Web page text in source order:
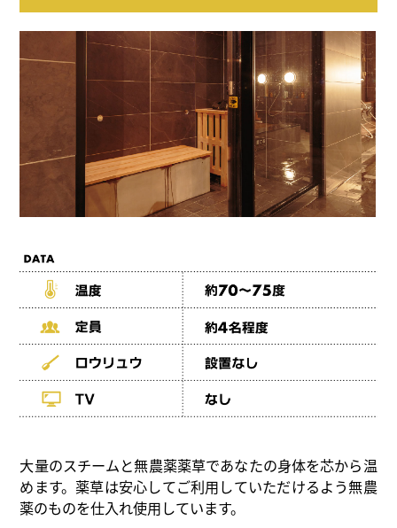
大量のスチームと無農薬薬草であなたの身体を芯から温
めます。薬草は安心してご利用していただけるよう無農
薬のものを仕入れ使用しています。